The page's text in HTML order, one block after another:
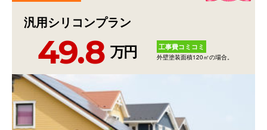
汎用シリコンプラン
49.8 万円 工事費コミコミ
外壁塗装面積120㎡の場合。